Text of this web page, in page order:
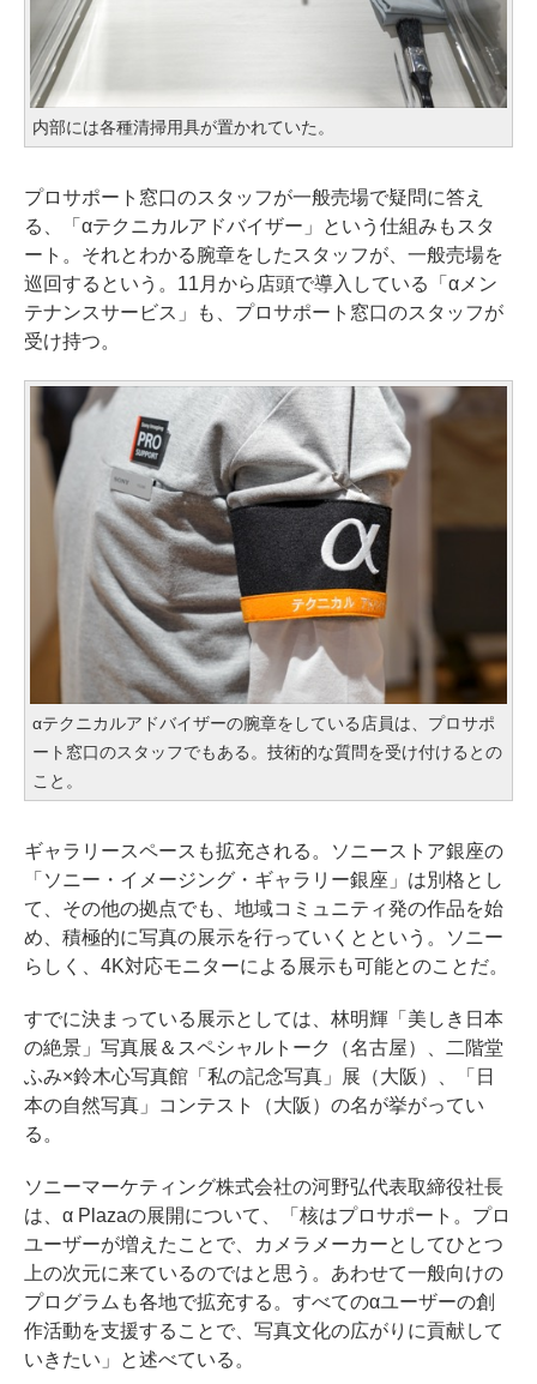
内部には各種清掃用具が置かれていた。
プロサポート窓口のスタッフが一般売場で疑問に答え
る、「αテクニカルアドバイザー」という仕組みもスタ
ート。それとわかる腕章をしたスタッフが、一般売場を
巡回するという。11月から店頭で導入している「αメン
テナンスサービス」も、プロサポート窓口のスタッフが
受け持つ。
αテクニカルアドバイザーの腕章をしている店員は、プロサポ
ート窓口のスタッフでもある。技術的な質問を受け付けるとの
こと。
ギャラリースペースも拡充される。ソニーストア銀座の
「ソニー・イメージング・ギャラリー銀座」は別格とし
て、その他の拠点でも、地域コミュニティ発の作品を始
め、積極的に写真の展示を行っていくとという。ソニー
らしく、4K対応モニターによる展示も可能とのことだ。
すでに決まっている展示としては、林明輝「美しき日本
の絶景」写真展＆スペシャルトーク（名古屋）、二階堂
ふみ×鈴木心写真館「私の記念写真」展（大阪）、「日
本の自然写真」コンテスト（大阪）の名が挙がってい
る。
ソニーマーケティング株式会社の河野弘代表取締役社長
は、α Plazaの展開について、「核はプロサポート。プロ
ユーザーが増えたことで、カメラメーカーとしてひとつ
上の次元に来ているのではと思う。あわせて一般向けの
プログラムも各地で拡充する。すべてのαユーザーの創
作活動を支援することで、写真文化の広がりに貢献して
いきたい」と述べている。